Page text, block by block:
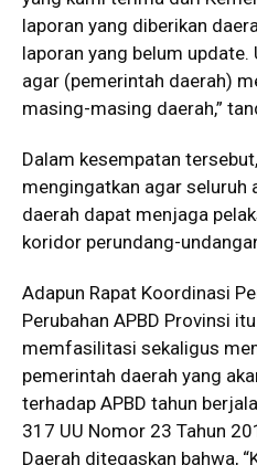
laporan yang diberikan
laporan yang belum update.
agar (pemerintah daerah)
masing-masing daerah,”
Dalam kesempatan
mengingatkan agar seluruh
daerah dapat menjaga
koridor perundang-
Adapun Rapat Koordinasi
Perubahan APBD Provinsi
memfasilitasi sekaligus
pemerintah daerah yang
terhadap APBD tahun
317 UU Nomor 23 Tahun
Daerah ditegaskan bahwa,